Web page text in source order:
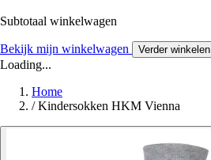
Subtotaal winkelwagen
Bekijk mijn winkelwagen Verder winkelen
Loading...
Home
/ Kindersokken HKM Vienna